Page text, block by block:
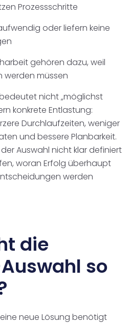
Prozessschritte
oder liefern keine
gehören dazu, weil
müssen
nicht „möglichst
konkrete Entlastung:
Durchlaufzeiten, weniger
und bessere Planbarkeit.
Auswahl nicht klar definiert
woran Erfolg überhaupt
werden
die
so
neue Lösung benötigt